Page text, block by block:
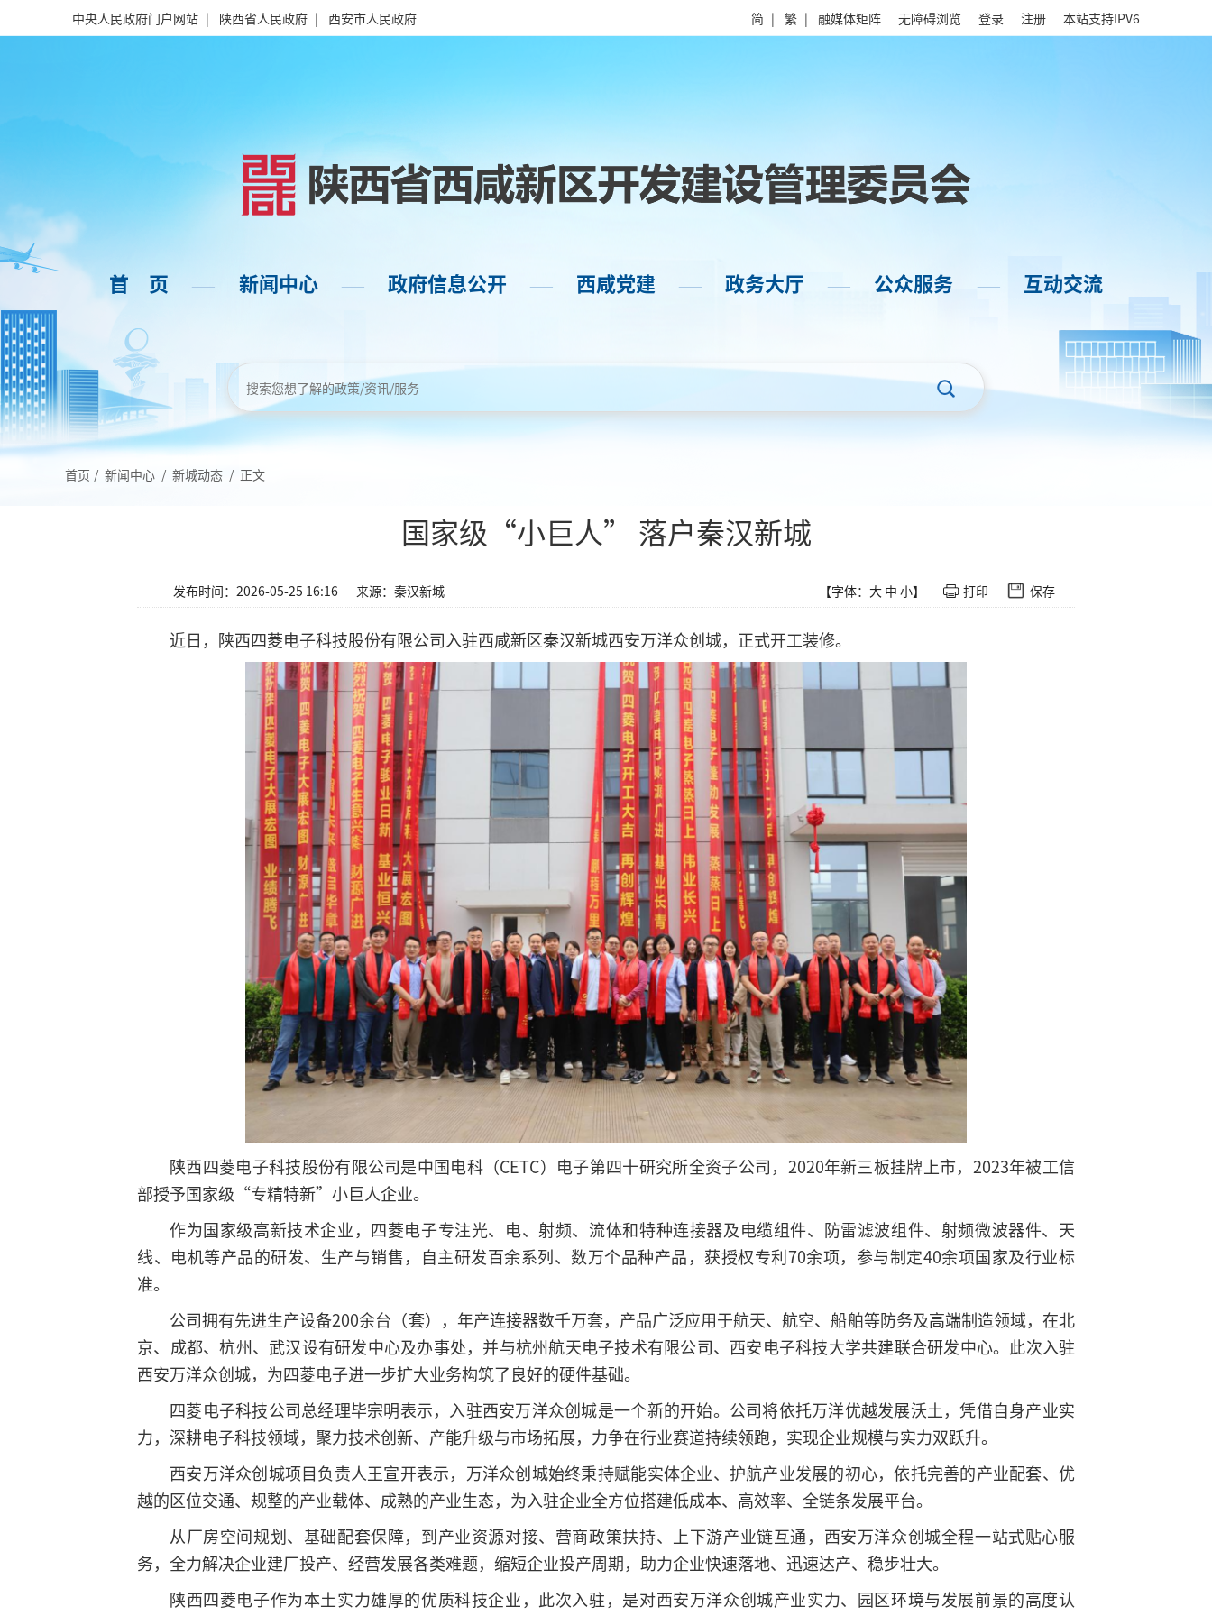
中央人民政府门户网站 | 陕西省人民政府 | 西安市人民政府 简 | 繁 | 融媒体矩阵 无障碍浏览 登录 注册 本站支持IPV6
首 页 —— 新闻中心 —— 政府信息公开 —— 西咸党建 —— 政务大厅 —— 公众服务 —— 互动交流
首页 / 新闻中心 / 新城动态 / 正文
国家级“小巨人” 落户秦汉新城
发布时间：2026-05-25 16:16 来源：秦汉新城 【字体： 大 中 小】 打印 保存
近日，陕西四菱电子科技股份有限公司入驻西咸新区秦汉新城西安万洋众创城，正式开工装修。
陕西四菱电子科技股份有限公司是中国电科（CETC）电子第四十研究所全资子公司，2020年新三板挂牌上市，2023年被工信
部授予国家级“专精特新”小巨人企业。
作为国家级高新技术企业，四菱电子专注光、电、射频、流体和特种连接器及电缆组件、防雷滤波组件、射频微波器件、天
线、电机等产品的研发、生产与销售，自主研发百余系列、数万个品种产品，获授权专利70余项，参与制定40余项国家及行业标
准。
公司拥有先进生产设备200余台（套），年产连接器数千万套，产品广泛应用于航天、航空、船舶等防务及高端制造领域，在北
京、成都、杭州、武汉设有研发中心及办事处，并与杭州航天电子技术有限公司、西安电子科技大学共建联合研发中心。此次入驻
西安万洋众创城，为四菱电子进一步扩大业务构筑了良好的硬件基础。
四菱电子科技公司总经理毕宗明表示，入驻西安万洋众创城是一个新的开始。公司将依托万洋优越发展沃土，凭借自身产业实
力，深耕电子科技领域，聚力技术创新、产能升级与市场拓展，力争在行业赛道持续领跑，实现企业规模与实力双跃升。
西安万洋众创城项目负责人王宣开表示，万洋众创城始终秉持赋能实体企业、护航产业发展的初心，依托完善的产业配套、优
越的区位交通、规整的产业载体、成熟的产业生态，为入驻企业全方位搭建低成本、高效率、全链条发展平台。
从厂房空间规划、基础配套保障，到产业资源对接、营商政策扶持、上下游产业链互通，西安万洋众创城全程一站式贴心服
务，全力解决企业建厂投产、经营发展各类难题，缩短企业投产周期，助力企业快速落地、迅速达产、稳步壮大。
陕西四菱电子作为本土实力雄厚的优质科技企业，此次入驻，是对西安万洋众创城产业实力、园区环境与发展前景的高度认